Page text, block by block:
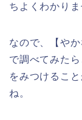
ちよくわかりま
なので、【や
で調べてみた
をみつけるこ
ね。